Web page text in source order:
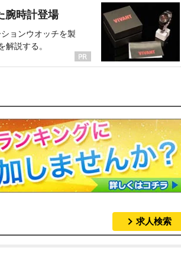
腕時計登場
ョンウオッチを製
説する。
求人検索